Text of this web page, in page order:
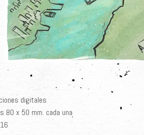
digitales
80 x 50 mm. cada una